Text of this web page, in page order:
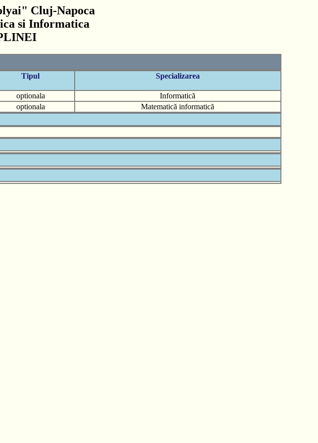
Cluj-Napoca
si Informatica
Tipul Specializarea
optionala
Informatică
optionala Matematică informatică